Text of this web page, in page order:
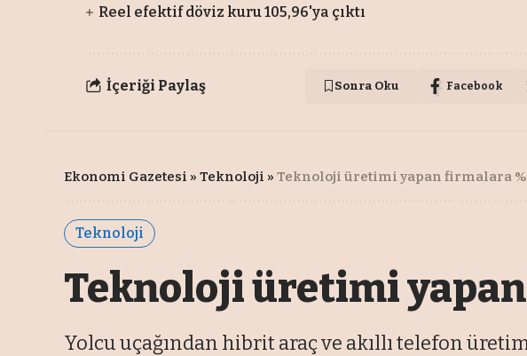
Reel efektif döviz kuru 105,96'ya çıktı
İçeriği Paylaş Sonra Oku Facebook
Ekonomi Gazetesi » Teknoloji » Teknoloji üretimi yapan firmalara
Teknoloji
Teknoloji üretimi
Yolcu uçağından hibrit araç ve akıllı telefon